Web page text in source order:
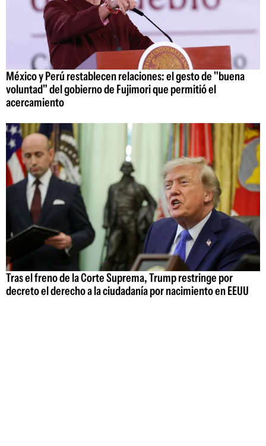
México y Perú restablecen relaciones: el gesto de "buena
voluntad" del gobierno de Fujimori que permitió el
acercamiento
Tras el freno de la Corte Suprema, Trump restringe por
decreto el derecho a la ciudadanía por nacimiento en EEUU